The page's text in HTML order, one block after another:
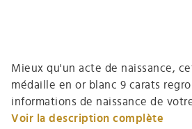
Mieux qu'un acte de naissance,
médaille en or blanc 9 carats
informations de naissance de
Voir la description complète